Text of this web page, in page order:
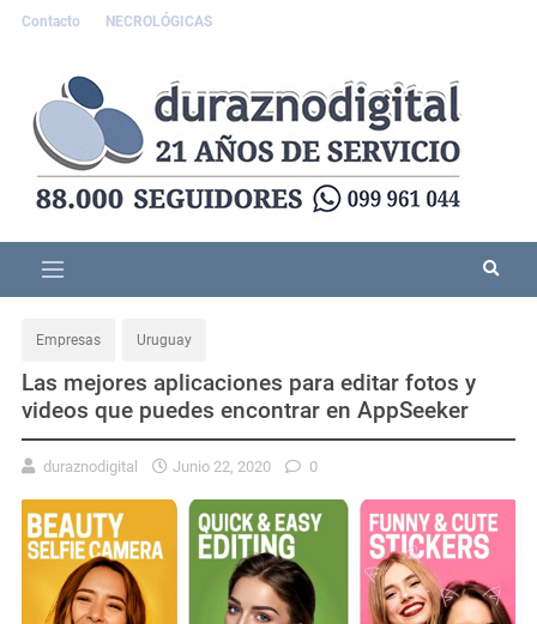
Contacto NECROLÓGICAS
Empresas Uruguay
Las mejores aplicaciones para editar fotos y
videos que puedes encontrar en AppSeeker
duraznodigital Junio 22, 2020 0